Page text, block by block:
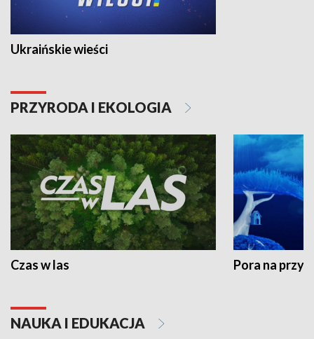
Ukraińskie wieści
PRZYRODA I EKOLOGIA
Czas w las Pora na
NAUKA I EDUKACJA